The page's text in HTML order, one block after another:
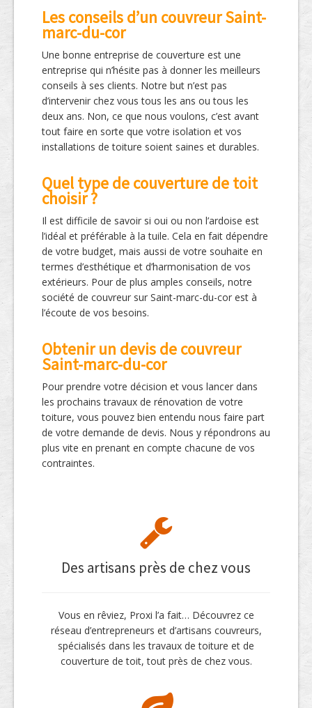
Les conseils d’un couvreur Saint-
marc-du-cor
Une bonne entreprise de couverture est une
entreprise qui n’hésite pas à donner les meilleurs
conseils à ses clients. Notre but n’est pas
d’intervenir chez vous tous les ans ou tous les
deux ans. Non, ce que nous voulons, c’est avant
tout faire en sorte que votre isolation et vos
installations de toiture soient saines et durables.
Quel type de couverture de toit
choisir ?
Il est difficile de savoir si oui ou non l’ardoise est
l’idéal et préférable à la tuile. Cela en fait dépendre
de votre budget, mais aussi de votre souhaite en
termes d’esthétique et d’harmonisation de vos
extérieurs. Pour de plus amples conseils, notre
société de couvreur sur Saint-marc-du-cor est à
l’écoute de vos besoins.
Obtenir un devis de couvreur
Saint-marc-du-cor
Pour prendre votre décision et vous lancer dans
les prochains travaux de rénovation de votre
toiture, vous pouvez bien entendu nous faire part
de votre demande de devis. Nous y répondrons au
plus vite en prenant en compte chacune de vos
contraintes.
Des artisans près de chez vous
Vous en rêviez, Proxi l’a fait… Découvrez ce
réseau d’entrepreneurs et d’artisans couvreurs,
spécialisés dans les travaux de toiture et de
couverture de toit, tout près de chez vous.